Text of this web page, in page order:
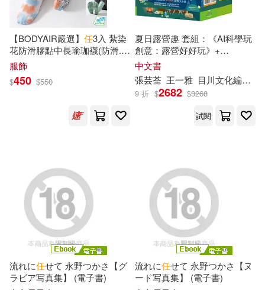
江必新（主編）(51)
空知英秋(50)
馮天瑜（主編）(50)
（瑞典）塞爾瑪·拉格洛芙(50)
LEO(48)
中國法治出版社(47)
藤子‧F‧不二雄(47)
高等教育出版社(445)
台灣角川(440)
中國財政經濟出版社(434)
商務印書館(389)
知識產權出版社(381)
商周出版(379)
中國社會科學出版社(372)
【BODYAIR嚴選】 任3入 紮染
花防滑膠點中長瑜珈襪(防滑.舞
蹈.運動.運動襪) FREE 橘紅.藍.
紫
服飾
$450 $550
夏日露營趣 套組：《AI科學玩
創意：露營好好玩》+
《STEAM 冒險大集合(
本)》
中文書
張芸荃 王一雅 目川文化編輯小組
9 折 $2682 $3268
試閱
流れに任せて 永野つかさ【グ
ラビア写真集】 (電子書)
流れに任せて 永野つかさ【ヌ
ード写真集】 (電子書)